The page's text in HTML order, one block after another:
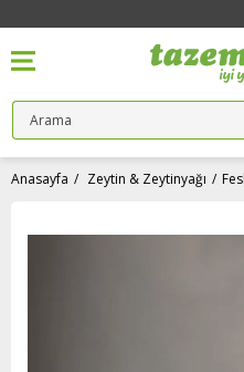
Anasayfa Zeytin & Zeytinyağı